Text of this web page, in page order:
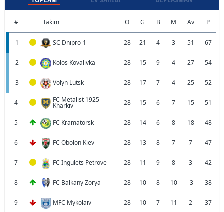
# Takım O G B M Av P
1 SC Dnipro-1 28 21 4 3 51 67
2 Kolos Kovalivka 28 15 9 4 27 54
3 Volyn Lutsk 28 17 7 4 25 52
4 FC Metalist 1925
Kharkiv 28 15 6 7 15 51
5 FC Kramatorsk 28 14 6 8 18 48
6 FC Obolon Kiev 28 13 8 7 7 47
7 FC Ingulets Petrove 28 11 9 8 3 42
8 FC Balkany Zorya 28 10 8 10 -3 38
9 MFC Mykolaiv 28 10 7 11 2 37